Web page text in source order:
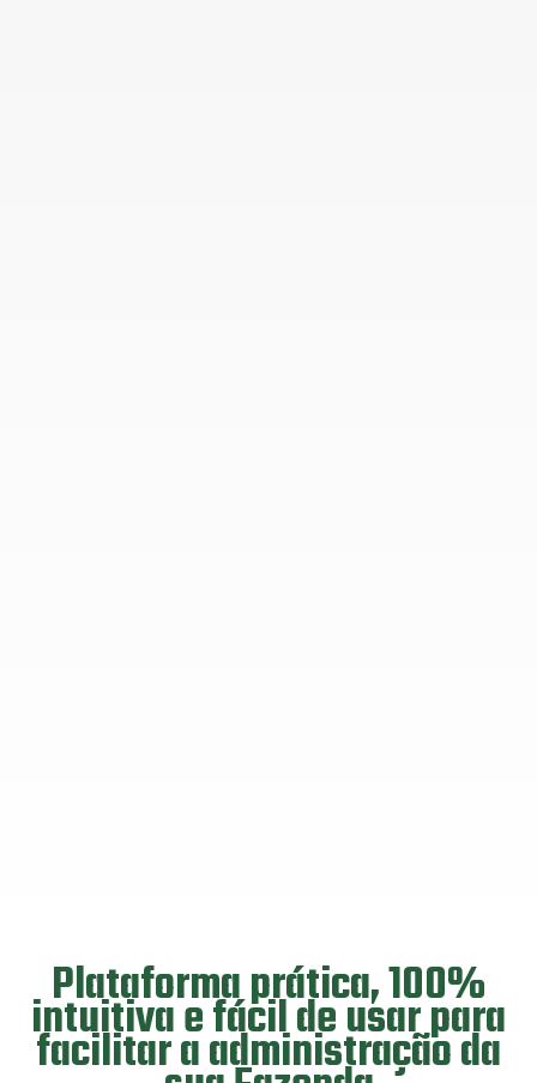
Plataforma prática, 100%
intuitiva e fácil de usar para
facilitar a administração da